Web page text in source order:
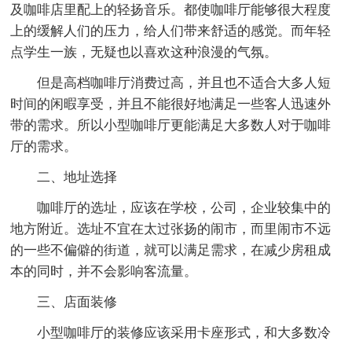
及咖啡店里配上的轻扬音乐。都使咖啡厅能够很大程度
上的缓解人们的压力，给人们带来舒适的感觉。而年轻
点学生一族，无疑也以喜欢这种浪漫的气氛。
但是高档咖啡厅消费过高，并且也不适合大多人短
时间的闲暇享受，并且不能很好地满足一些客人迅速外
带的需求。所以小型咖啡厅更能满足大多数人对于咖啡
厅的需求。
二、地址选择
咖啡厅的选址，应该在学校，公司，企业较集中的
地方附近。选址不宜在太过张扬的闹市，而里闹市不远
的一些不偏僻的街道，就可以满足需求，在减少房租成
本的同时，并不会影响客流量。
三、店面装修
小型咖啡厅的装修应该采用卡座形式，和大多数冷